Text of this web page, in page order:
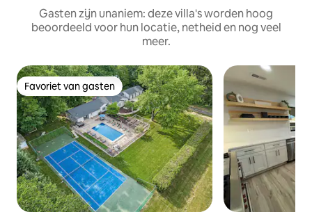
Gasten zijn unaniem: deze villa's worden hoog
beoordeeld voor hun locatie, netheid en nog veel
meer.
Favoriet van gasten
Favoriet van gasten